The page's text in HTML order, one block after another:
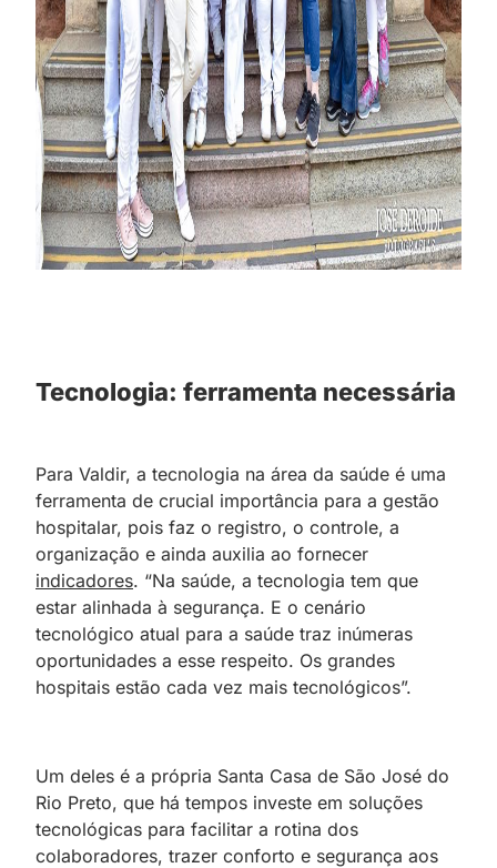
Tecnologia: ferramenta necessária
Para Valdir, a tecnologia na área da saúde é uma
ferramenta de crucial importância para a gestão
hospitalar, pois faz o registro, o controle, a
organização e ainda auxilia ao fornecer
indicadores. “Na saúde, a tecnologia tem que
estar alinhada à segurança. E o cenário
tecnológico atual para a saúde traz inúmeras
oportunidades a esse respeito. Os grandes
hospitais estão cada vez mais tecnológicos”.
Um deles é a própria Santa Casa de São José do
Rio Preto, que há tempos investe em soluções
tecnológicas para facilitar a rotina dos
colaboradores, trazer conforto e segurança aos